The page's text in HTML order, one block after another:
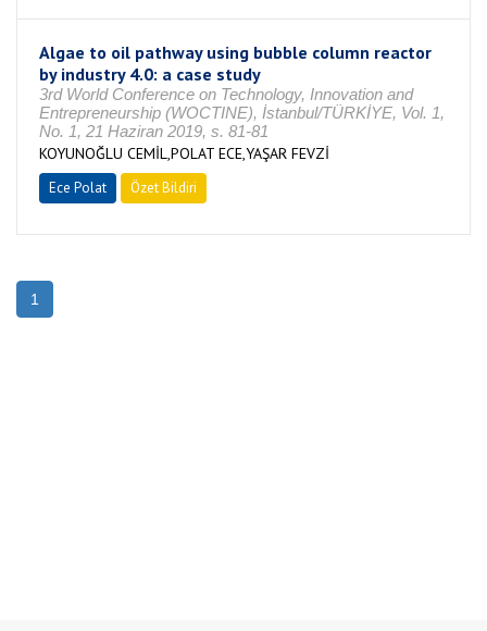
Algae to oil pathway using bubble column reactor
by industry 4.0: a case study
3rd World Conference on Technology, Innovation and
Entrepreneurship (WOCTINE), İstanbul/TÜRKİYE, Vol. 1,
No. 1, 21 Haziran 2019, s. 81-81
KOYUNOĞLU CEMİL,POLAT ECE,YAŞAR FEVZİ
Ece Polat Özet Bildiri
1